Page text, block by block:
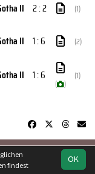
II 2 : 2 (1)
II 1 : 6 (2)
II 1 : 6
( )
(1)
OK
findest